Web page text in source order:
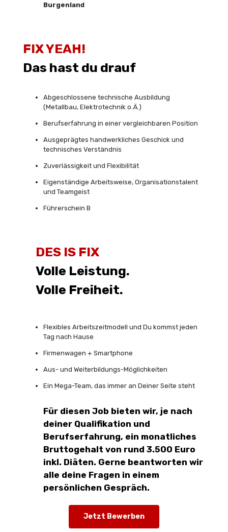
Burgenland
FIX YEAH!
Das hast du drauf
Abgeschlossene technische Ausbildung
(Metallbau, Elektrotechnik o.Ä.)
Berufserfahrung in einer vergleichbaren Position
Ausgeprägtes handwerkliches Geschick und
technisches Verständnis
Zuverlässigkeit und Flexibilität
Eigenständige Arbeitsweise, Organisationstalent
und Teamgeist
Führerschein B
DES IS FIX
Volle Leistung.
Volle Freiheit.
Flexibles Arbeitszeitmodell und Du kommst jeden
Tag nach Hause
Firmenwagen + Smartphone
Aus- und Weiterbildungs-Möglichkeiten
Ein Mega-Team, das immer an Deiner Seite steht
Für diesen Job bieten wir, je nach
deiner Qualifikation und
Berufserfahrung, ein monatliches
Bruttogehalt von rund 3.500 Euro
inkl. Diäten. Gerne beantworten wir
alle deine Fragen in einem
persönlichen Gespräch.
Jetzt Bewerben
Click this link to apply for the job.